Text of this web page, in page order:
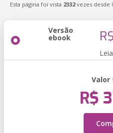
Esta página foi vista 2332vezes desde
Versão
ebook
Valor
R$